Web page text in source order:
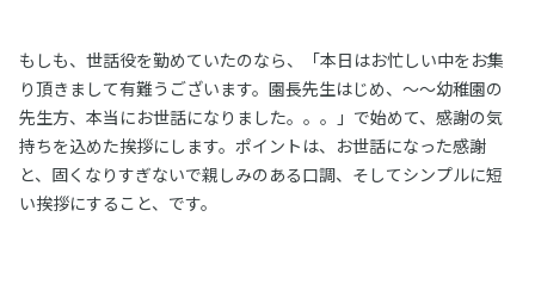
もしも、世話役を勤めていたのなら、「本日はお忙しい中をお集
り頂きまして有難うございます。園長先生はじめ、～～幼稚園の
先生方、本当にお世話になりました。。。」で始めて、感謝の気
持ちを込めた挨拶にします。ポイントは、お世話になった感謝
と、固くなりすぎないで親しみのある口調、そしてシンプルに短
い挨拶にすること、です。